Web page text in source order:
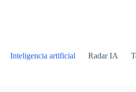
Inteligencia artificial Radar IA